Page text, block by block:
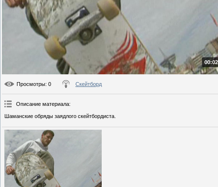
Просмотры: 0 Скейтборд
Описание материала:
Шаманские обряды заядлого скейтбордиста.